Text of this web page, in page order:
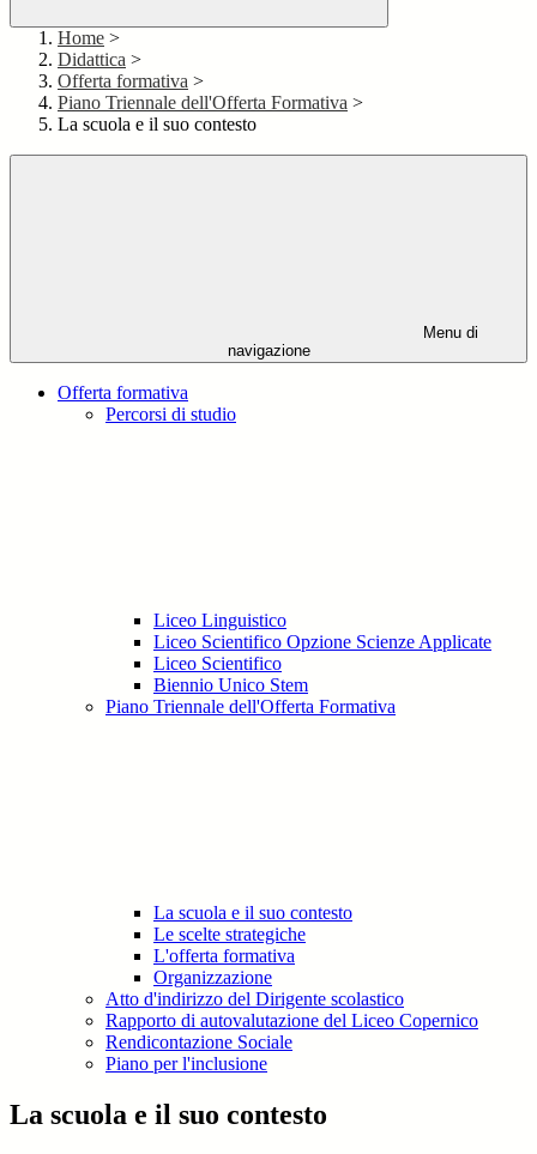
Home >
Didattica >
Offerta formativa >
Piano Triennale dell'Offerta Formativa >
La scuola e il suo contesto
Menu di
navigazione
Offerta formativa
Percorsi di studio
Liceo Linguistico
Liceo Scientifico Opzione Scienze Applicate
Liceo Scientifico
Biennio Unico Stem
Piano Triennale dell'Offerta Formativa
La scuola e il suo contesto
Le scelte strategiche
L'offerta formativa
Organizzazione
Atto d'indirizzo del Dirigente scolastico
Rapporto di autovalutazione del Liceo Copernico
Rendicontazione Sociale
Piano per l'inclusione
La scuola e il suo contesto